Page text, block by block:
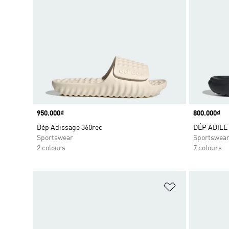
Price
950.000₫
Dép Adissage 360rec
Sportswear
2 colours
Price
800.000₫
DÉP
Sportswear
7 colours